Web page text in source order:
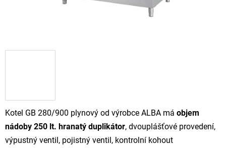
Kotel GB 280/900 plynový od výrobce ALBA má objem
nádoby 250 lt. hranatý duplikátor, dvouplášťové provedení,
výpustný ventil, pojistný ventil, kontrolní kohout